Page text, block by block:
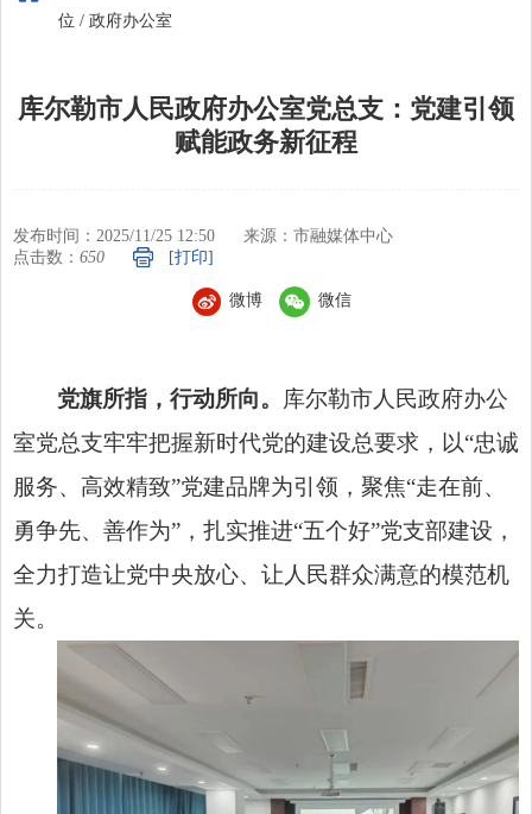
位 / 政府办公室
库尔勒市人民政府办公室党总支：党建引领
赋能政务新征程
发布时间：2025/11/25 12:50
来源：市融媒体中心
点击数： 650 [打印]
微博 微信
党旗所指，行动所向。 库尔勒市人民政府办公
室党总支牢牢把握新时代党的建设总要求，以“忠诚
服务、高效精致”党建品牌为引领，聚焦“走在前、
勇争先、善作为”，扎实推进“五个好”党支部建设，
全力打造让党中央放心、让人民群众满意的模范机
关。